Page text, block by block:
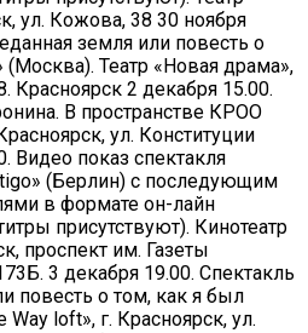
ул. Кожова, 38 30 ноября
земля или повесть о
(Москва). Театр «Новая драма»,
Красноярск 2 декабря 15.00.
В пространстве КРОО
ул. Конституции
Видео показ спектакля
(Берлин) с последующим
в формате он-лайн
присутствуют). Кинотеатр
проспект им. Газеты
3 декабря 19.00. Спектакль
повесть о том, как я был
loft», г. Красноярск, ул.